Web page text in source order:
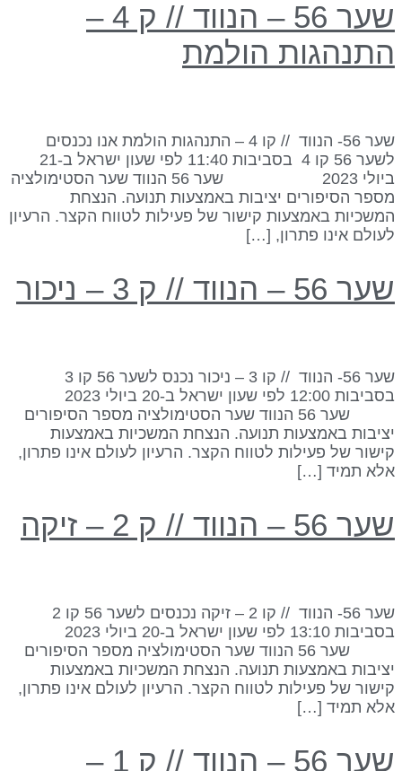
שער 56 – הנווד // ק 4 –
הולמת
שער 56- הנווד // קו 4 – התנהגות הולמת אנו נכנסים
לשער 56 קו 4 בסביבות 11:40 לפי שעון ישראל ב-21
ביולי 2023 שער 56 הנווד שער הסטימולציה
הסיפורים יציבות באמצעות תנועה. הנצחת
באמצעות קישור של פעילות לטווח הקצר. הרעיון
אינו פתרון, […]
– הנווד // ק 3 – ניכור
שער 56- הנווד // קו 3 – ניכור נכנס לשער 56 קו 3
בסביבות 12:00 לפי שעון ישראל ב-20 ביולי 2023
שער 56 הנווד שער הסטימולציה מספר הסיפורים
באמצעות תנועה. הנצחת המשכיות באמצעות
של פעילות לטווח הקצר. הרעיון לעולם אינו פתרון,
תמיד […]
56 – הנווד // ק 2 – זיקה
שער 56- הנווד // קו 2 – זיקה נכנסים לשער 56 קו 2
בסביבות 13:10 לפי שעון ישראל ב-20 ביולי 2023
שער 56 הנווד שער הסטימולציה מספר הסיפורים
באמצעות תנועה. הנצחת המשכיות באמצעות
של פעילות לטווח הקצר. הרעיון לעולם אינו פתרון,
תמיד […]
שער 56 – הנווד // ק 1 –